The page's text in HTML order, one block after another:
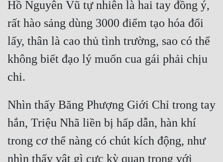
Sát Phạt Quyết Đoán
Vô Sỉ
Điềm Đạm
Hồ Nguyên Vũ tự nhiên là hai tay đồng ý,
rất hào sảng dùng 3000 điểm tạo hóa đổi
lấy, thân là cao thủ tình trường, sao có thể
không biết đạo lý muốn cua gái phải chịu
Nhìn thấy Băng Phượng Giới Chỉ trong tay
hắn, Triệu Nhã liền bị hấp dẫn, hàn khí
trong cơ thể nàng có chút kích động, như
nhìn thấy vật gì cực kỳ quan trọng với